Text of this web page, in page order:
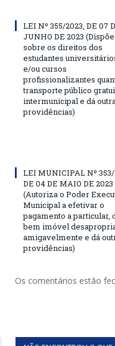
LEI Nº 355/2023, DE 07
JUNHO DE 2023 (Dispõe
sobre os direitos dos
estudantes
e/ou cursos
profissionalizantes
transporte público
intermunicipal e dá
providências)
LEI MUNICIPAL Nº 353/
DE 04 DE MAIO DE 2023
(Autoriza o Poder
Municipal a efetivar o
pagamento a particular,
bem imóvel
amigavelmente e dá
providências)
Os comentários estão